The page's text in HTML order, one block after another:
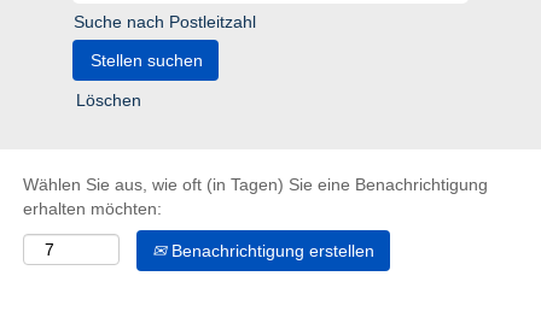
Suche nach Postleitzahl
Löschen
Wählen Sie aus, wie oft (in Tagen) Sie eine Benachrichtigung
erhalten möchten:
Benachrichtigung erstellen